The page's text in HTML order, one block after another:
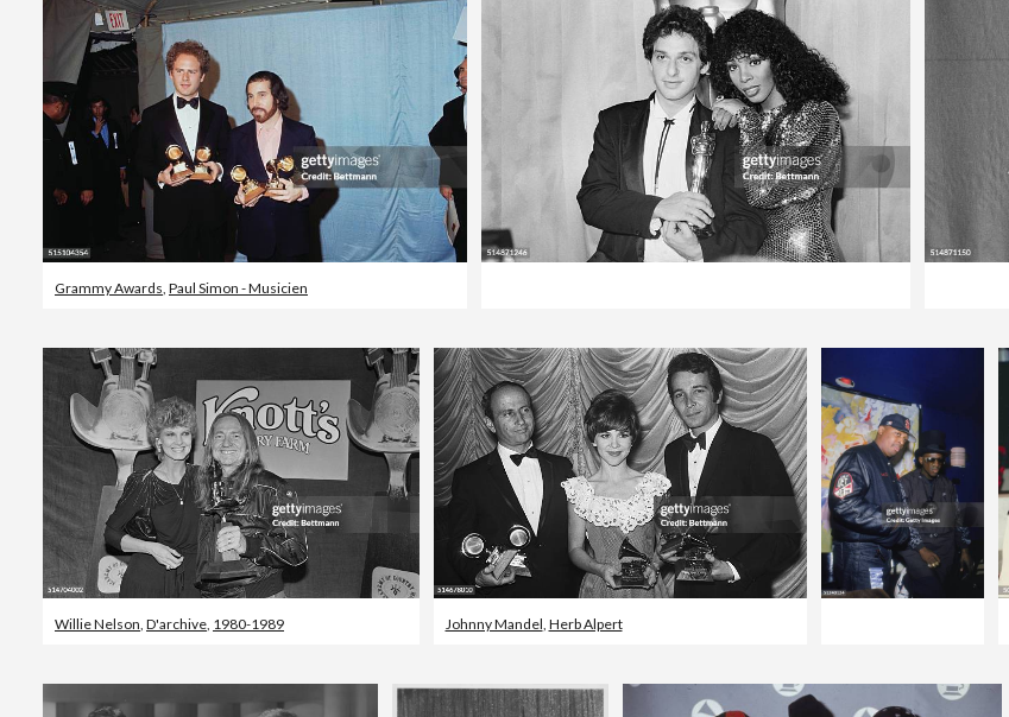
Grammy Awards Paul Simon - Musicien
Willie Nelson, D'archive, 1980-1989 Johnny Mandel, Herb Alpert